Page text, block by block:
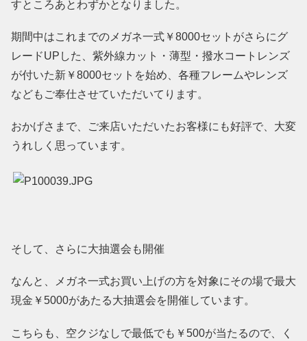
すところあとわずかとなりました。
期間中はこれまでのメガネ一式￥8000セットがさらにグ
レードUPした、紫外線カット・薄型・撥水コートレンズ
が付いた新￥8000セットを始め、各種フレームやレンズ
などもご奉仕させていただいてります。
おかげさまで、ご来店いただいたお客様にも好評で、大変
うれしく思っています。
そして、さらに大抽選会も開催
なんと、メガネ一式お買い上げの方を対象にその場で最大
現金￥5000があたる大抽選会を開催しています。
こちらも、空クジなしで最低でも￥500が当たるので、く